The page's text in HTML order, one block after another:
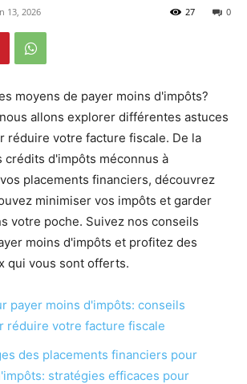
13, 2026 0
27
moyens de payer moins d'impôts?
allons explorer différentes astuces
réduire votre facture fiscale. De la
crédits d'impôts méconnus à
placements financiers, découvrez
minimiser vos impôts et garder
votre poche. Suivez nos conseils
moins d'impôts et profitez des
qui vous sont offerts.
payer moins d'impôts: conseils
réduire votre facture fiscale
des placements financiers pour
stratégies efficaces pour